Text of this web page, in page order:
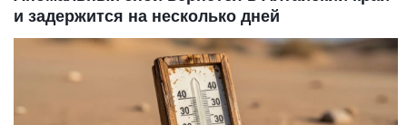
и задержится на несколько дней